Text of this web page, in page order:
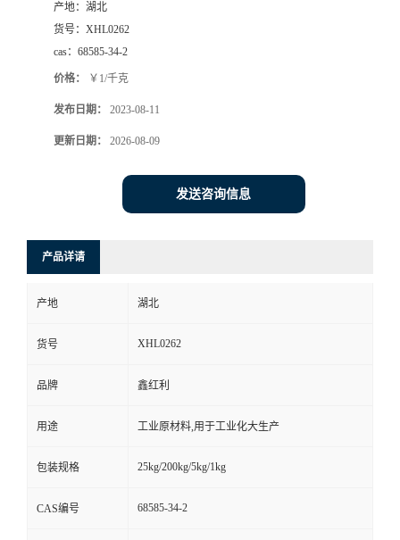
产地： 湖北
货号： XHL0262
cas： 68585-34-2
价格： ￥1/千克
发布日期： 2023-08-11
更新日期： 2026-08-09
发送咨询信息
产品详请
产地 湖北
货号 XHL0262
品牌 鑫红利
用途 工业原材料,用于工业化大生产
包装规格 25kg/200kg/5kg/1kg
CAS编号 68585-34-2